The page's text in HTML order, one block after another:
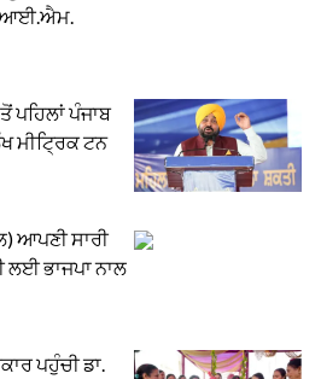
ਪਹਿਲਾਂ ਪੰਜਾਬ
ਮੀਟ੍ਰਿਕ ਟਨ
ਆਪਣੀ ਸਾਰੀ
ਲਈ ਭਾਜਪਾ ਨਾਲ
ਪਹੁੰਚੀ ਡਾ.